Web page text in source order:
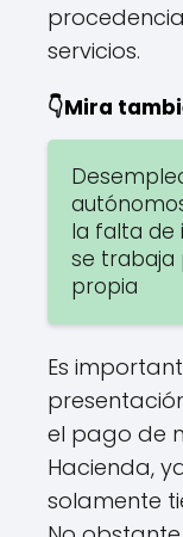
servicios.
👇Mira
la falta de
se trabaja
propia
Es
el pago de
Hacienda,
solamente